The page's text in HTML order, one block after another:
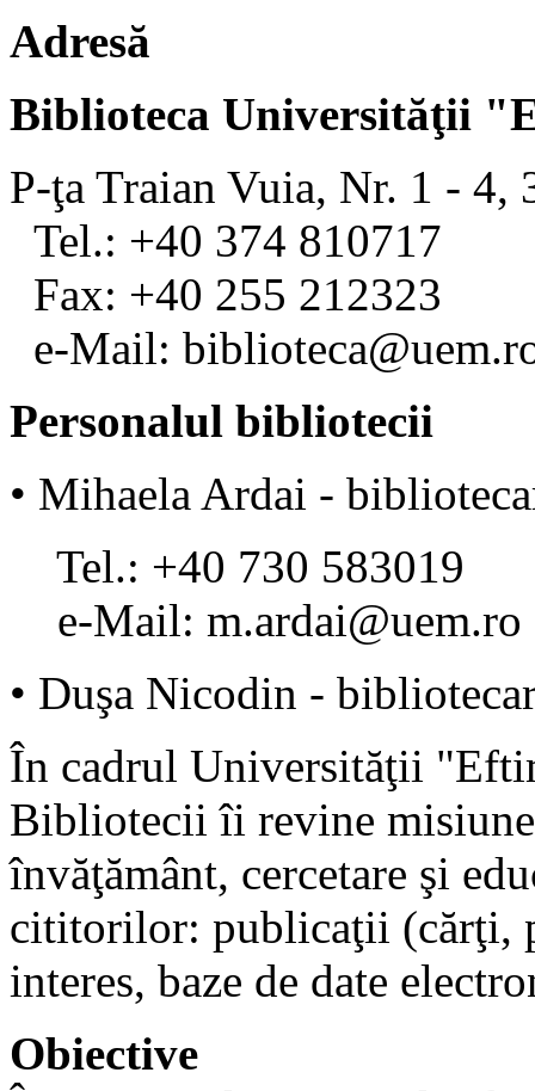
Adresă
Biblioteca Universităţii
P-ţa Traian Vuia, Nr. 1 - 4,
Tel.: +40 374 810717
Fax: +40 255 212323
e-Mail:
Personalul bibliotecii
• Mihaela Ardai -
Tel.: +40 730 583019
e-Mail: m.ardai@uem.ro
• Duşa Nicodin -
În cadrul Universităţii
Bibliotecii îi revine
învăţământ, cercetare şi
cititorilor: publicaţii (cărţi,
interes, baze de date
Obiective